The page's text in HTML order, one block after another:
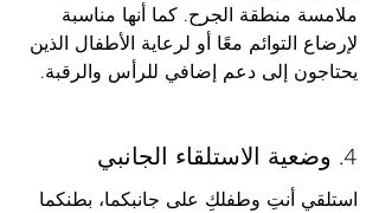
ملامسة منطقة الجرح. كما أنها مناسبة
لإرضاع التوائم معًا أو لرعاية الأطفال الذين
يحتاجون إلى دعم إضافي للرأس والرقبة.
4. وضعية الاستلقاء الجانبي
استلقي أنتِ وطفلكِ على جانبكما، بطنكما